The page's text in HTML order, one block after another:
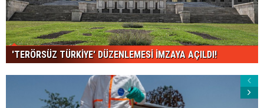
'TERÖRSÜZ TÜRKİYE' DÜZENLEMESİ İMZAYA AÇILDI!